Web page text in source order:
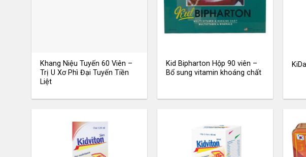
Khang Niệu Tuyến 60 Viên –
Trị U Xơ Phì Đại Tuyến Tiền
Liệt
Kid Bipharton Hộp 90 viên –
Bổ sung vitamin khoáng chất
KiDal